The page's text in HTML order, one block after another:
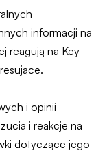
informacji na
reagują na Key
i opinii
i reakcje na
dotyczące jego